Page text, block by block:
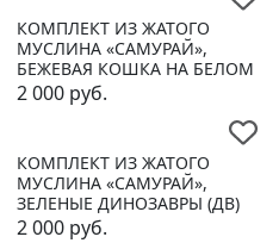
КОМПЛЕКТ ИЗ ЖАТОГО
МУСЛИНА «САМУРАЙ»,
БЕЖЕВАЯ КОШКА НА БЕЛОМ
2 000 руб.
КОМПЛЕКТ ИЗ ЖАТОГО
МУСЛИНА «САМУРАЙ»,
ЗЕЛЕНЫЕ ДИНОЗАВРЫ (ДВ)
2 000 руб.